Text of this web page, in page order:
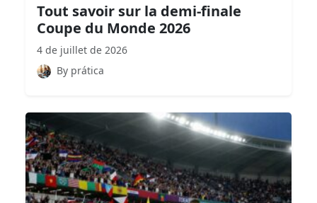
Tout savoir sur la demi-finale
Coupe du Monde 2026
4 de juillet de 2026
By prática